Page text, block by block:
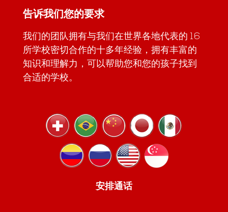
告诉我们您的要求
我们的团队拥有与我们在世界各地代表的 16
所学校密切合作的十多年经验，拥有丰富的
知识和理解力，可以帮助您和您的孩子找到
合适的学校。
安排通话